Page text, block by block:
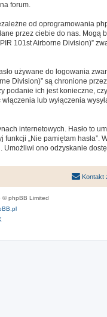
forum.
od oprogramowania
przez ciebie do nas.
101st Airborne Division)”
używane do logowania
Division)” są chronione
ich jest konieczne,
lub wyłączenia
internetowych. Hasło to
funkcji „Nie pamiętam
Umożliwi ono odzyskanie
Kontakt
© phpBB Limited